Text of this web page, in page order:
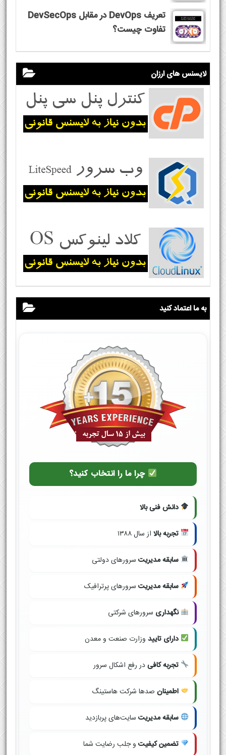
تعریف DevOps در مقابل DevSecOps
تفاوت چیست؟
لایسنس های ارزان
به ما اعتماد کنید
چرا ما را انتخاب کنید؟
دانش فنی بالا
تجربه بالا از سال ۱۳۸۸
سابقه مدیریت سرورهای دولتی
سابقه مدیریت سرورهای پرترافیک
نگهداری سرورهای شرکتی
دارای تایید وزارت صنعت و معدن
تجربه کافیدر رفع اشکال سرور
اطمینان صدها شرکت هاستینگ
سابقه مدیریت سایت‌های پربازدید
تضمین کیفیت و جلب رضایت شما